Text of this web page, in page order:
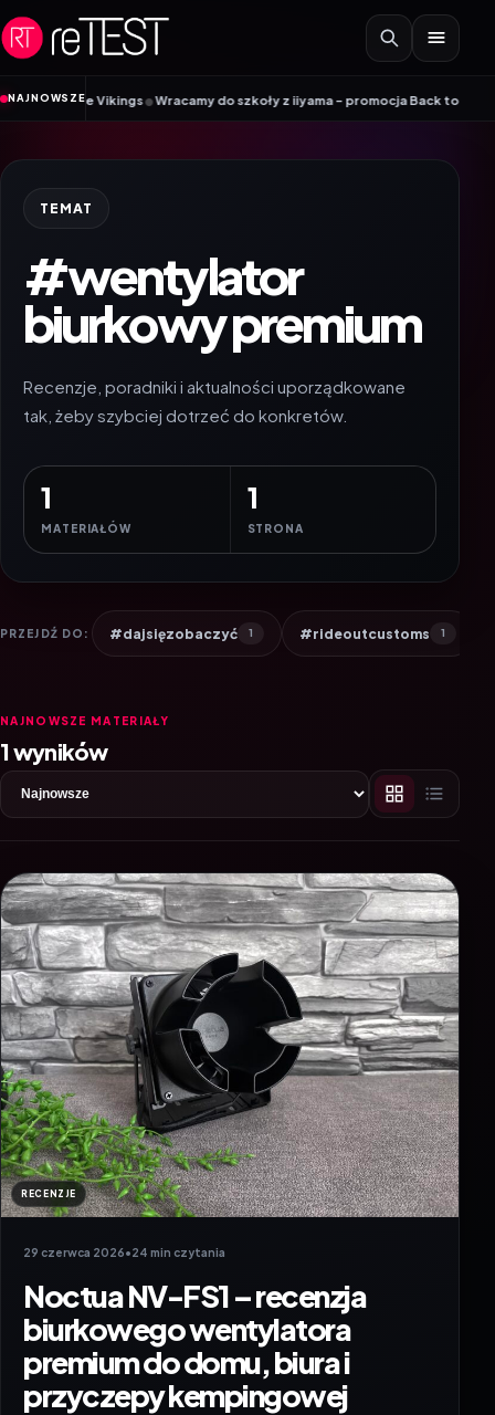
Przejdź do treści
NAJNOWSZE
Vikings•Wracamy do szkoły z iiyama – promocja Back to School na
TEMAT
#wentylator
biurkowy premium
Recenzje, poradniki i aktualności uporządkowane
tak, żeby szybciej dotrzeć do konkretów.
1
MATERIAŁÓW
1
STRONA
PRZEJDŹ DO: #dajsięzobaczyć 1 #rideoutcustoms 1
NAJNOWSZE MATERIAŁY
1 wyników
RECENZJE
29 czerwca 2026•24 min czytania
Noctua NV-FS1 – recenzja
biurkowego wentylatora
premium do domu, biura i
przyczepy kempingowej